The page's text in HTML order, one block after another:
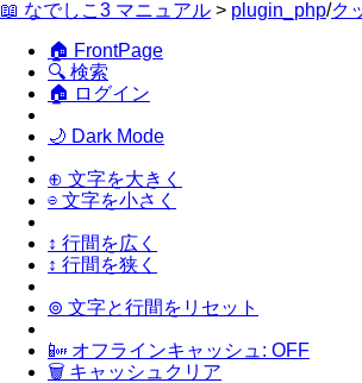
📖 なでしこ3 マニュアル > plugin_php/ク
🏠 FrontPage
🔍 検索
🏠 ログイン
🌙 Dark Mode
⊕ 文字を大きく
⊖ 文字を小さく
↕ 行間を広く
↕ 行間を狭く
⊚ 文字と行間をリセット
📴 オフラインキャッシュ: OFF
🗑 キャッシュクリア